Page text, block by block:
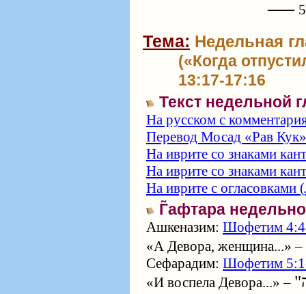
⸺
Тема: Недельная
(«Когда
13:17-17:16
Текст недельной
На русском с
Перевод Мосад «Рав Кук»
На иврите со знаками
На иврите со знаками
На иврите с огласовками (
Г̃афтара
Ашкеназим: Шофетим
«А Девора, женщина...» –
Сефарадим: Шофетим
«И воспела Девора...» –